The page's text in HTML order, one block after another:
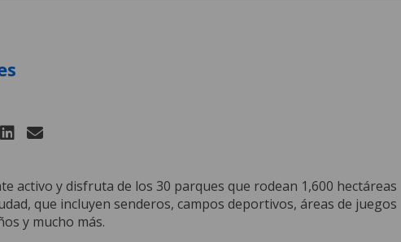
Parques on Facebook
Parques on X (formerly Twitter)
Share Parques on Linkedin
Email Parques link
activo y disfruta de los 30 parques que rodean 1,600 hectáreas
que incluyen senderos, campos deportivos, áreas de juegos
y mucho más.